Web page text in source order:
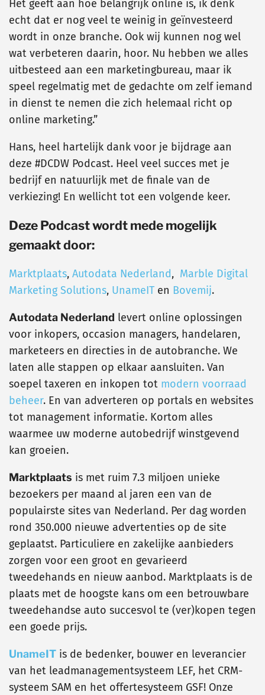
Het geeft aan hoe belangrijk online is, ik denk
echt dat er nog veel te weinig in geïnvesteerd
wordt in onze branche. Ook wij kunnen nog wel
wat verbeteren daarin, hoor. Nu hebben we alles
uitbesteed aan een marketingbureau, maar ik
speel regelmatig met de gedachte om zelf iemand
in dienst te nemen die zich helemaal richt op
online marketing.”
Hans, heel hartelijk dank voor je bijdrage aan
deze #DCDW Podcast. Heel veel succes met je
bedrijf en natuurlijk met de finale van de
verkiezing! En wellicht tot een volgende keer.
Deze Podcast wordt mede mogelijk
gemaakt door:
Marktplaats, Autodata Nederland, Marble Digital
Marketing Solutions, UnameIT en Bovemij.
Autodata Nederland levert online oplossingen
voor inkopers, occasion managers, handelaren,
marketeers en directies in de autobranche. We
laten alle stappen op elkaar aansluiten. Van
soepel taxeren en inkopen tot modern voorraad
beheer. En van adverteren op portals en websites
tot management informatie. Kortom alles
waarmee uw moderne autobedrijf winstgevend
kan groeien.
Marktplaats is met ruim 7.3 miljoen unieke
bezoekers per maand al jaren een van de
populairste sites van Nederland. Per dag worden
rond 350.000 nieuwe advertenties op de site
geplaatst. Particuliere en zakelijke aanbieders
zorgen voor een groot en gevarieerd
tweedehands en nieuw aanbod. Marktplaats is de
plaats met de hoogste kans om een betrouwbare
tweedehandse auto succesvol te (ver)kopen tegen
een goede prijs.
UnameIT is de bedenker, bouwer en leverancier
van het leadmanagementsysteem LEF, het CRM-
systeem SAM en het offertesysteem GSF! Onze